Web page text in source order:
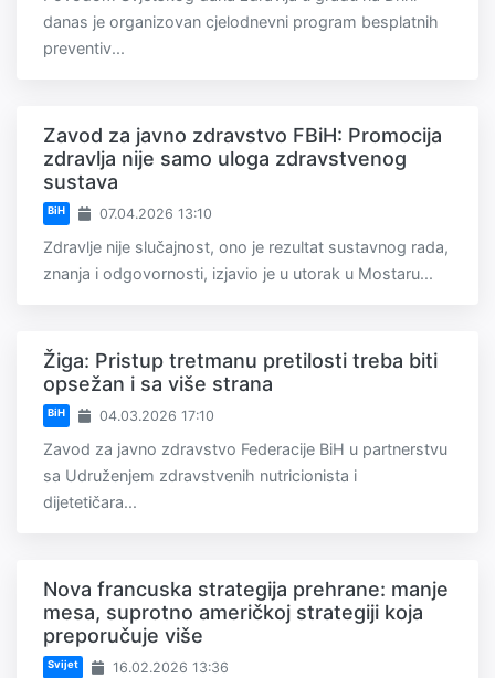
danas je organizovan cjelodnevni program besplatnih
preventiv...
Zavod za javno zdravstvo FBiH: Promocija
zdravlja nije samo uloga zdravstvenog
sustava
BiH 07.04.2026 13:10
Zdravlje nije slučajnost, ono je rezultat sustavnog rada,
znanja i odgovornosti, izjavio je u utorak u Mostaru...
Žiga: Pristup tretmanu pretilosti treba biti
opsežan i sa više strana
BiH 04.03.2026 17:10
Zavod za javno zdravstvo Federacije BiH u partnerstvu
sa Udruženjem zdravstvenih nutricionista i
dijetetičara...
Nova francuska strategija prehrane: manje
mesa, suprotno američkoj strategiji koja
preporučuje više
Svijet 16.02.2026 13:36